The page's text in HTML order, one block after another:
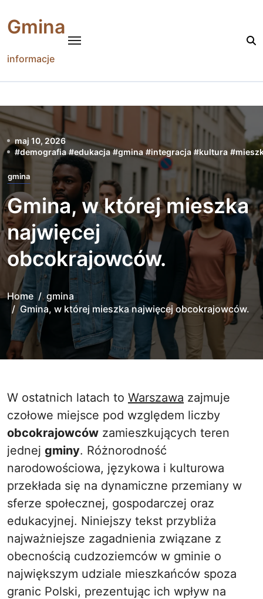
content
Gmina
informacje
maj 10, 2026
#demografia #edukacja #gmina #integracja #kultura #
gmina
Gmina, w której mieszka
najwięcej
obcokrajowców.
Home
gmina
Gmina, w której mieszka najwięcej obcokrajowców.
W ostatnich latach to Warszawa zajmuje
czołowe miejsce pod względem liczby
obcokrajowców zamieszkujących teren
jednej gminy. Różnorodność
narodowościowa, językowa i kulturowa
przekłada się na dynamiczne przemiany w
sferze społecznej, gospodarczej oraz
edukacyjnej. Niniejszy tekst przybliża
najważniejsze zagadnienia związane z
obecnością cudzoziemców w gminie o
największym udziale mieszkańców spoza
granic Polski, prezentując ich wpływ na